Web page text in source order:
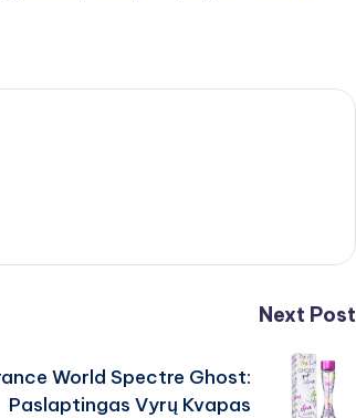
Next Post
World Spectre Ghost:
Paslaptingas Vyrų Kvapas